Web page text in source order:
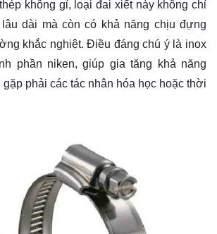
không gỉ, loại đai xiết này không chỉ
dài mà còn có khả năng chịu đựng
khắc nghiệt. Điều đáng chú ý là inox
phần niken, giúp gia tăng khả năng
gặp phải các tác nhân hóa học hoặc thời